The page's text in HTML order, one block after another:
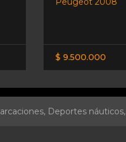
$ 9.500.000
Deportes náuticos,